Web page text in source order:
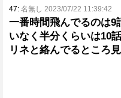
47: 名無し 2023/07/22 11:39:42
一番時間飛んでるのは9
いなく半分くらいは10
リネと絡んでるところ